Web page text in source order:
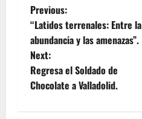
P
o
s
t
Previous:
“Latidos terrenales: Entre la
abundancia y las amenazas”.
Next:
Regresa el Soldado de
Chocolate a Valladolid.